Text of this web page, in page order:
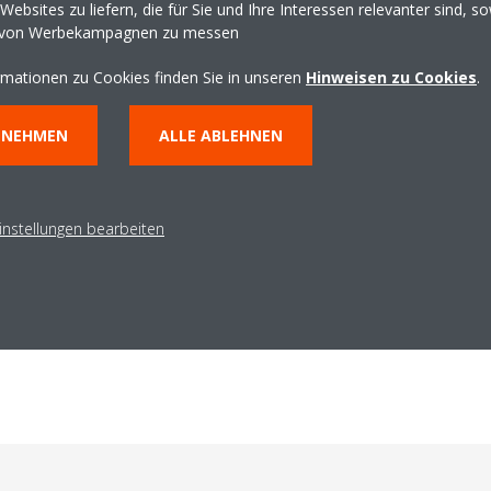
mit
SieIhre Energiekosten
Gäste zu
öffnen und schließen
automatisch
die Klimaanlage bzw.
Jeder Raum wird dadurch
zu liefern, die für Sie und Ihre Interessen relevanter sind,
Werbekampagnen zu messen
zu Cookies finden Sie in unseren Hinweisen zu Cookies.
ALLE ABLEHNEN
bearbeiten